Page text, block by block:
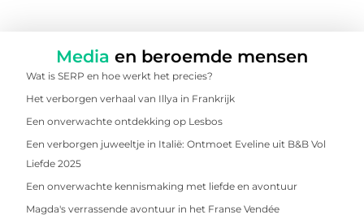
Media en beroemde mensen
Wat is SERP en hoe werkt het precies?
Het verborgen verhaal van Illya in Frankrijk
Een onverwachte ontdekking op Lesbos
Een verborgen juweeltje in Italië: Ontmoet Eveline uit B&B Vol
Liefde 2025
Een onverwachte kennismaking met liefde en avontuur
Magda's verrassende avontuur in het Franse Vendée